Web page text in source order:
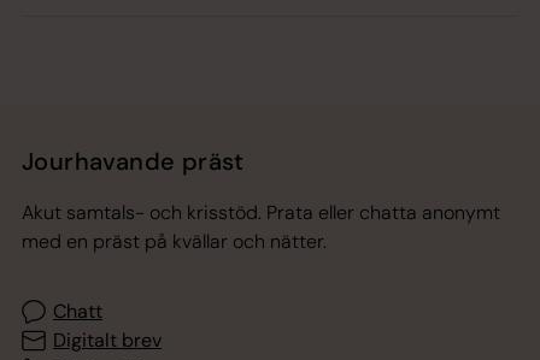
Jourhavande präst
Akut samtals- och krisstöd. Prata eller chatta anonymt
med en präst på kvällar och nätter.
Chatt
Digitalt brev